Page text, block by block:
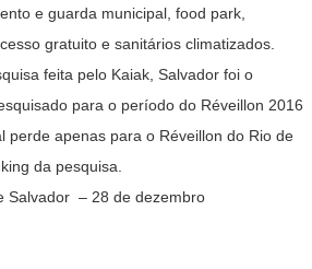
e guarda municipal, food park,
gratuito e sanitários climatizados.
feita pelo Kaiak, Salvador foi o
para o período do Réveillon 2016
perde apenas para o Réveillon do Rio de
da pesquisa.
Salvador – 28 de dezembro